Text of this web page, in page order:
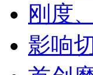
刚度
影响